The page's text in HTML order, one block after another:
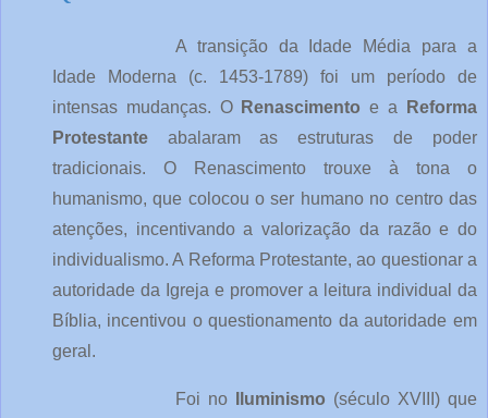
A transição da Idade Média para a
Idade Moderna (c. 1453-1789) foi um período de
intensas mudanças. O Renascimento e a
Reforma
Protestanteabalaram as estruturas de poder
tradicionais. O Renascimento trouxe à tona o
humanismo, que colocou o ser humano no centro das
atenções, incentivando a valorização da razão e do
individualismo. A Reforma Protestante, ao questionar a
autoridade da Igreja e promover a leitura individual da
Bíblia, incentivou o questionamento da autoridade em
geral.
Foi no Iluminismo (século XVIII) que